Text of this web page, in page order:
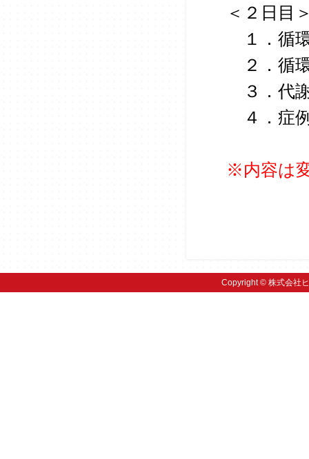
＜２日目
１．循
２．循
３．代
４．症
※内容は
Copyright © 株式会社